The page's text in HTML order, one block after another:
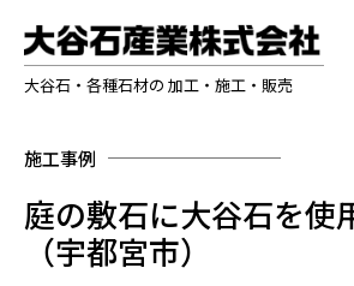
大谷石・各種石材の 加工・施工・販売
施工事例
庭の敷石に大谷石を使
（宇都宮市）